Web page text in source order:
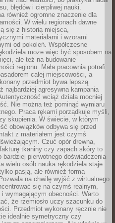
błędów i cierpliwej nauki.
również ogromne znaczenie dla
W wielu regionach dawne
się z historią miejsca,
materiałami i wzorami
od pokoleń. Współczesne
może więc być sposobem na
ale też na budowanie
regionu. Mała pracownia potrafi
całej miejscowości, a
przedmiot bywa lepszą
najbardziej agresywna kampania
wciąż działa mocniej
Nie można też pominąć wymiaru
Praca rękami porządkuje myśli,
skupienia. W świecie, w którym
obowiązków odbywa się przed
z materiałem jest czymś
Czuć opór drewna,
tkaniny czy zapach skóry to
bardziej pierwotnego doświadczenia
wielu osób nauka rękodzieła staje
pasją, ale również formą
na chwilę wyjść z wirtualnego
się na czymś realnym,
i wymagającym obecności. Warto
że rzemiosło uczy szacunku do
Przedmiot wykonany ręcznie nie
idealnie symetryczny czy